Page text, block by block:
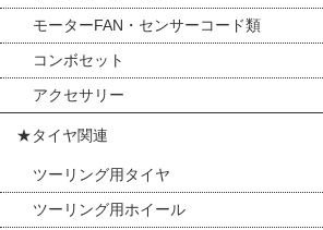
モーターFAN・センサーコード類
コンボセット
アクセサリー
★タイヤ関連
ツーリング用タイヤ
ツーリング用ホイール